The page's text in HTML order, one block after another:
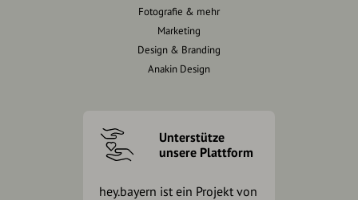
Fotografie & mehr
Marketing
Design & Branding
Anakin Design
Unterstütze
unsere Plattform
hey.bayern ist ein Projekt von